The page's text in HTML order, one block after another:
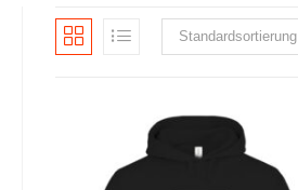
Standardsortierung